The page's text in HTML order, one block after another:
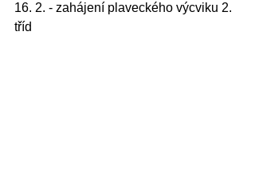
16. 2. - zahájení plaveckého výcviku 2.
tříd